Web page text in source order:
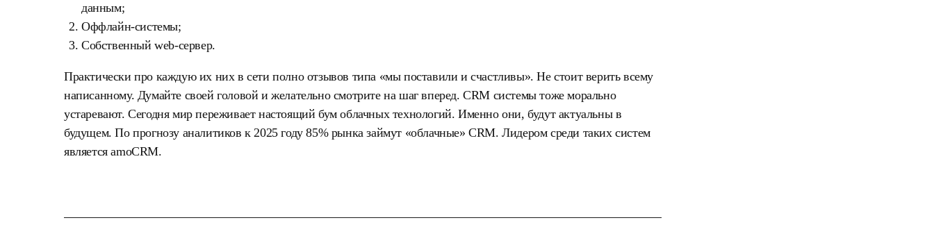
данным;
Оффлайн-системы;
Собственный web-сервер.
Практически про каждую их них в сети полно отзывов типа «мы поставили и счастливы». Не стоит верить всему
написанному. Думайте своей головой и желательно смотрите на шаг вперед. CRM системы тоже морально
устаревают. Сегодня мир переживает настоящий бум облачных технологий. Именно они, будут актуальны в
будущем. По прогнозу аналитиков к 2025 году 85% рынка займут «облачные» CRM. Лидером среди таких систем
является amoCRM.